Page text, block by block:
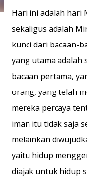
Hari ini adalah hari
sekaligus adalah
kunci dari bacaan-
yang utama adalah
bacaan pertama,
orang, yang telah
mereka percaya
iman itu tidak saja
melainkan
yaitu hidup
diajak untuk hidup